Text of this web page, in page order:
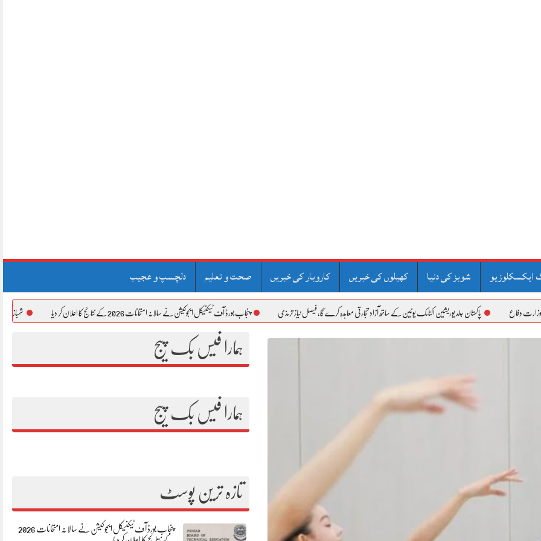
ایکسکلوزیو شوبز کی دنیا کھیلوں کی خبریں کاروبار کی خبریں صحت و تعلیم دلچسپ و عجیب
پاکستان جلد یوریشین اکنامک یونین کے ساتھ آزاد تجارتی معاہدہ کرے گا، فیصل نیاز ترمذی پنجاب بورڈ آف ٹیکنیکل ایجوکیشن نے سالانہ امتحانات 2026 کے نتائج کا اعلان کر دیا شہباز گل نے عمران خان کے
ہمارا فیس بک پیج
ہمارا فیس بک پیج
تازہ ترین پوسٹ
پنجاب بورڈ آف ٹیکنیکل ایجوکیشن نے سالانہ امتحانات 2026